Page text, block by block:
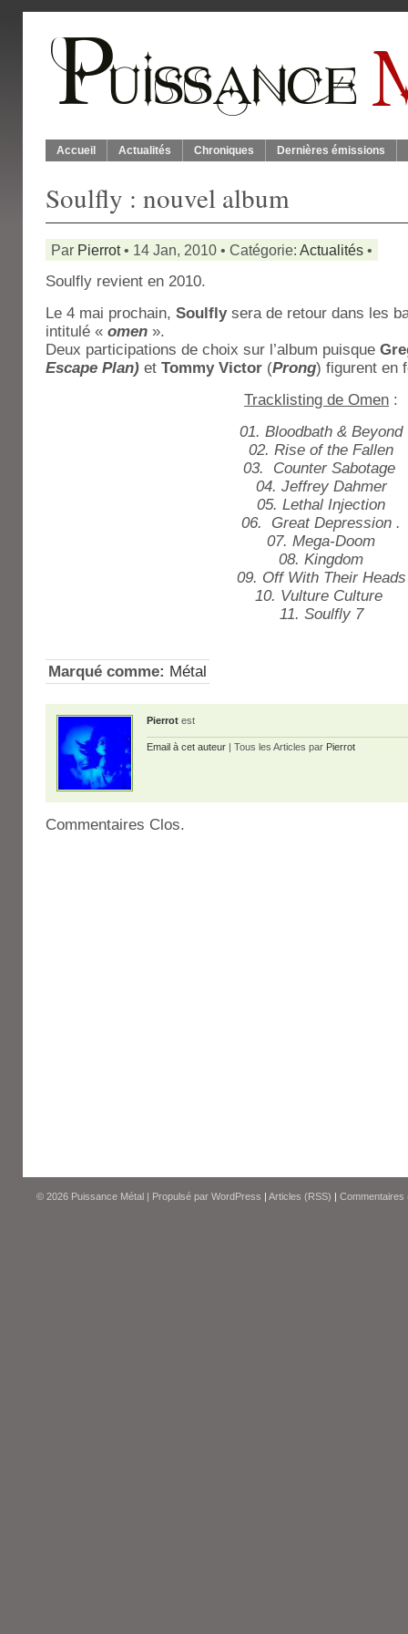
Accueil Actualités Chroniques Dernières émissions
Soulfly : nouvel album
Par Pierrot• 14 Jan, 2010 • Catégorie: Actualités •
Soulfly revient en 2010.
Le 4 mai prochain, Soulflysera de retour dans les
intitulé « omen ».
Deux participations de choix sur l’album puisque
Escape Plan) et Tommy Victor (Prong) figurent en
Tracklisting de Omen :
01. Bloodbath & Beyond
02. Rise of the Fallen
03. Counter Sabotage
04. Jeffrey Dahmer
05. Lethal Injection
06. Great Depression .
07. Mega-Doom
08. Kingdom
09. Off With Their Heads
10. Vulture Culture
11. Soulfly 7
Marqué comme: Métal
Pierrot est
Email à cet auteur | Tous les Articles par Pierrot
Commentaires Clos.
© 2026 Puissance Métal | Propulsé par WordPress | Articles (RSS) | Commentaires